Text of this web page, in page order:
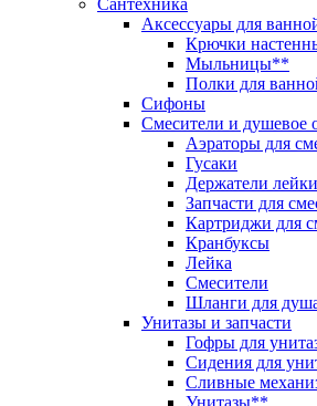
Сантехника
Аксессуары для
Крючки
Мыльницы**
Полки для
Сифоны
Смесители и душевое
Аэраторы для
Гусаки
Держатели лейки
Запчасти для
Картриджи для
Кранбуксы
Лейка
Смесители
Шланги для
Унитазы и запчасти
Гофры для
Сидения для
Сливные
Унитазы**